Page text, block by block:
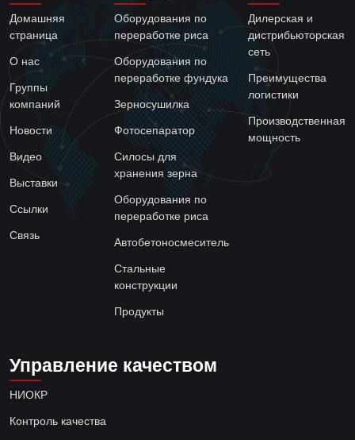
Домашняя
страница
О нас
Группы
компаний
Новости
Видео
Выставки
Ссылки
Связь
Оборудования по
переработке риса
Оборудования по
переработке фундука
Зерносушилка
Фотосепаратор
Силосы для
хранения зерна
Оборудования по
переработке риса
Автобетоносмеситель
Стальные
конструкции
Продукты
Дилерская и
дистрибьюторская
сеть
Преимущества
логистики
Производственная
мощность
Управление качеством
НИОКР
Контроль качества